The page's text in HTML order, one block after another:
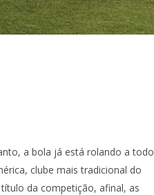
a bola já está rolando a todo
clube mais tradicional do
da competição, afinal, as